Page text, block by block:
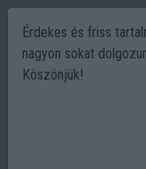
Érdekes és friss
nagyon sokat
Köszönjük!